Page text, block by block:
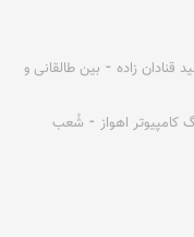
قنادان زاده ⁃ بین طالقانی و
کامپیوتر اهواز ⁃ شُعب